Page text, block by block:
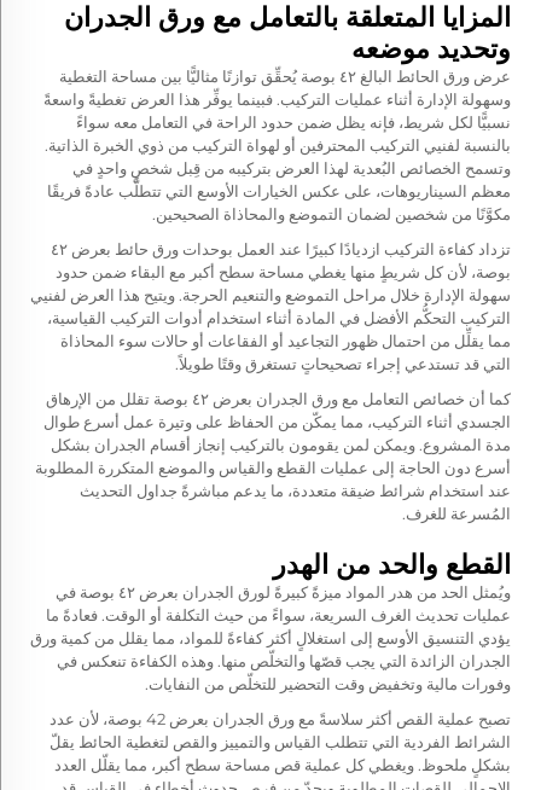
المزايا المتعلقة بالتعامل مع ورق الجدران
وتحديد موضعه
عرض ورق الحائط البالغ ٤٢ بوصة يُحقِّق توازنًا مثاليًّا بين مساحة التغطية
وسهولة الإدارة أثناء عمليات التركيب. فبينما يوفِّر هذا العرض تغطيةً واسعةً
نسبيًّا لكل شريط، فإنه يظل ضمن حدود الراحة في التعامل معه سواءً
بالنسبة لفنيي التركيب المحترفين أو لهواة التركيب من ذوي الخبرة الذاتية.
وتسمح الخصائص البُعدية لهذا العرض بتركيبه من قِبل شخصٍ واحدٍ في
معظم السيناريوهات، على عكس الخيارات الأوسع التي تتطلَّب عادةً فريقًا
مكوَّنًا من شخصين لضمان التموضع والمحاذاة الصحيحين.
تزداد كفاءة التركيب ازديادًا كبيرًا عند العمل بوحدات ورق حائط بعرض ٤٢
بوصة، لأن كل شريطٍ منها يغطي مساحة سطح أكبر مع البقاء ضمن حدود
سهولة الإدارة خلال مراحل التموضع والتنعيم الحرجة. ويتيح هذا العرض لفنيي
التركيب التحكُّم الأفضل في المادة أثناء استخدام أدوات التركيب القياسية،
مما يقلِّل من احتمال ظهور التجاعيد أو الفقاعات أو حالات سوء المحاذاة
التي قد تستدعي إجراء تصحيحاتٍ تستغرق وقتًا طويلاً.
كما أن خصائص التعامل مع ورق الجدران بعرض ٤٢ بوصة تقلل من الإرهاق
الجسدي أثناء التركيب، مما يمكّن من الحفاظ على وتيرة عمل أسرع طوال
مدة المشروع. ويمكن لمن يقومون بالتركيب إنجاز أقسام الجدران بشكل
أسرع دون الحاجة إلى عمليات القطع والقياس والموضع المتكررة المطلوبة
عند استخدام شرائط ضيقة متعددة، ما يدعم مباشرةً جداول التحديث
المُسرعة للغرف.
القطع والحد من الهدر
ويُمثل الحد من هدر المواد ميزةً كبيرةً لورق الجدران بعرض ٤٢ بوصة في
عمليات تحديث الغرف السريعة، سواءً من حيث التكلفة أو الوقت. فعادةً ما
يؤدي التنسيق الأوسع إلى استغلالٍ أكثر كفاءةً للمواد، مما يقلل من كمية ورق
الجدران الزائدة التي يجب قصّها والتخلّص منها. وهذه الكفاءة تنعكس في
وفورات مالية وتخفيض وقت التحضير للتخلّص من النفايات.
تصبح عملية القص أكثر سلاسةً مع ورق الجدران بعرض 42 بوصة، لأن عدد
الشرائط الفردية التي تتطلب القياس والتمييز والقص لتغطية الحائط يقلّ
بشكلٍ ملحوظ. ويغطي كل عملية قص مساحة سطح أكبر، مما يقلّل العدد